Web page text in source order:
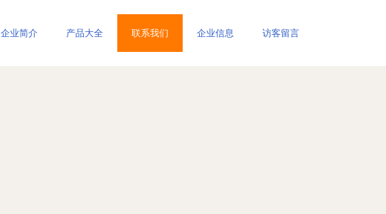
企业简介 产品大全 联系我们 企业信息 访客留言